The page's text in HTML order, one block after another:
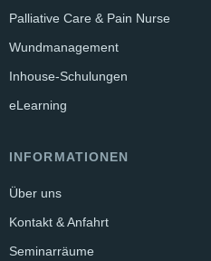
Palliative Care & Pain Nurse
Wundmanagement
Inhouse-Schulungen
eLearning
INFORMATIONEN
Über uns
Kontakt & Anfahrt
Seminarräume